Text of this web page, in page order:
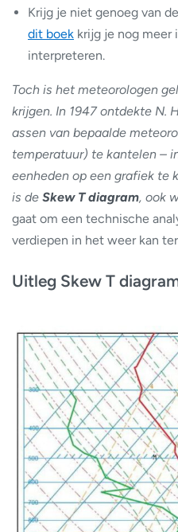
Krijg je niet genoeg van
dit boek krijg je nog meer
interpreteren.
Toch is het meteorologen
krijgen. In 1947 ontdekte N.
assen van bepaalde
temperatuur) te kantelen –
eenheden op een grafiek te
is de Skew T diagram, ook
gaat om een technische
verdiepen in het weer kan
Uitleg Skew T